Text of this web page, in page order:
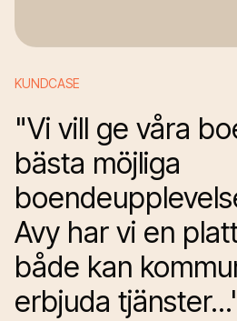
KUNDCASE
"Vi vill ge våra
bästa möjliga
Avy har vi en
både kan
erbjuda